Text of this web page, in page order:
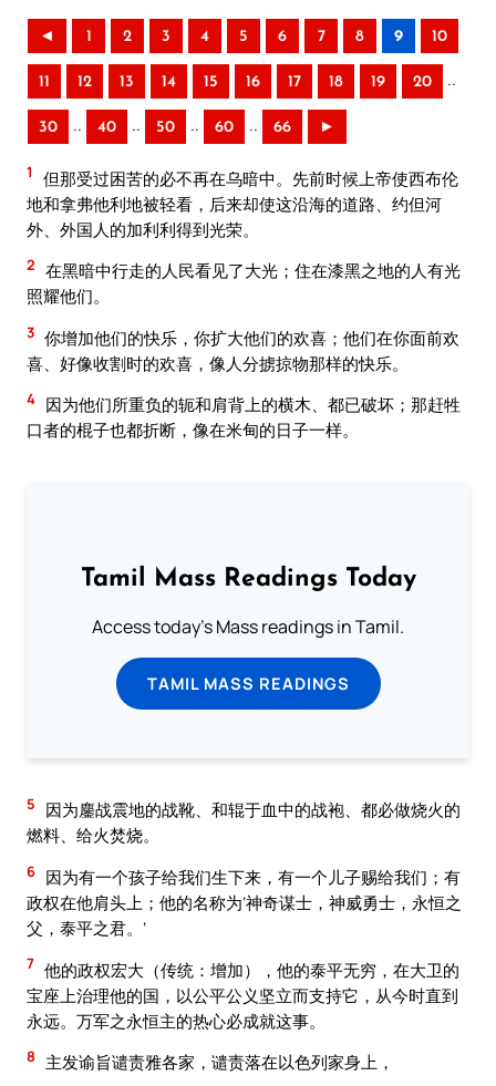
◄ 1 2 3 4 5 6 7 8 9 10
11 12 13 14 15 16 17 18 19 20 ..
30 .. 40 .. 50 .. 60 .. 66 ►
1
但那受过困苦的必不再在乌暗中。先前时候上帝使西布伦
地和拿弗他利地被轻看，后来却使这沿海的道路、约但河
外、外国人的加利利得到光荣。
2 在黑暗中行走的人民看见了大光；住在漆黑之地的人有光
照耀他们。
3 你增加他们的快乐，你扩大他们的欢喜；他们在你面前欢
喜、好像收割时的欢喜，像人分掳掠物那样的快乐。
4 因为他们所重负的轭和肩背上的横木、都已破坏；那赶牲
口者的棍子也都折断，像在米甸的日子一样。
Tamil Mass Readings Today
Access today's Mass readings in Tamil.
TAMIL MASS READINGS
5
因为鏖战震地的战靴、和辊于血中的战袍、都必做烧火的
燃料、给火焚烧。
6 因为有一个孩子给我们生下来，有一个儿子赐给我们；有
政权在他肩头上；他的名称为‘神奇谋士，神威勇士，永恒之
父，泰平之君。’
7 他的政权宏大（传统：增加），他的泰平无穷，在大卫的
宝座上治理他的国，以公平公义坚立而支持它，从今时直到
永远。万军之永恒主的热心必成就这事。
8 主发谕旨谴责雅各家，谴责落在以色列家身上，